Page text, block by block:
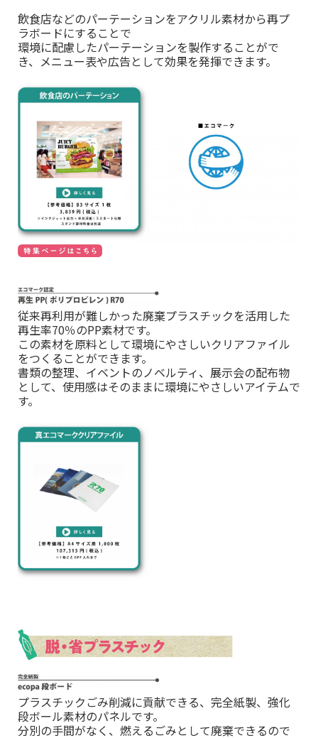
飲食店などのパーテーションをアクリル素材から再プ
ラボードにすることで
環境に配慮したパーテーションを製作することがで
き、 メニュー表や広告として効果を発揮できます。
従来再利用が難しかった廃棄プラスチックを活用した
再生率70％のPP素材です。
この素材を原料として環境にやさしいクリアファイル
をつくることができます。
書類の整理、イベントのノベルティ、展示会の配布物
として、使用感はそのままに環境にやさしいアイテムで
す。
プラスチックごみ削減に貢献できる、完全紙製、強化
段ボール素材のパネルです。
分別の手間がなく、燃えるごみとして廃棄できるので